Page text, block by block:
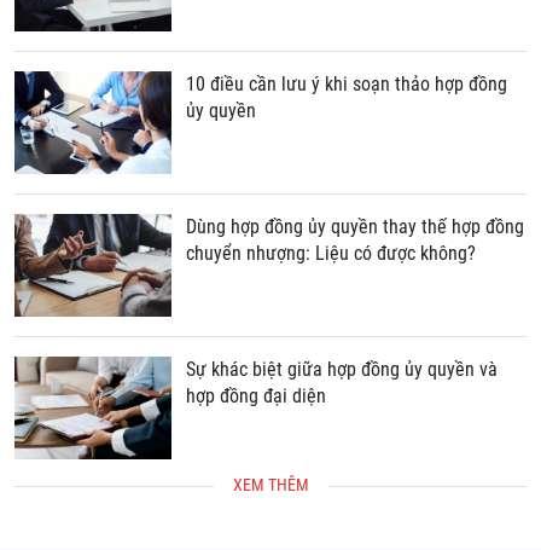
10 điều cần lưu ý khi soạn thảo hợp đồng
ủy quyền
Dùng hợp đồng ủy quyền thay thế hợp đồng
chuyển nhượng: Liệu có được không?
Sự khác biệt giữa hợp đồng ủy quyền và
hợp đồng đại diện
XEM THÊM